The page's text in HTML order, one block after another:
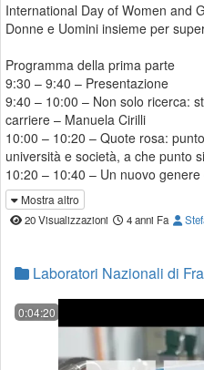
International Day of Women and
Donne e Uomini insieme per
Programma della prima parte
9:30 – 9:40 – Presentazione
9:40 – 10:00 – Non solo ricerca:
carriere – Manuela Cirilli
10:00 – 10:20 – Quote rosa:
università e società, a che punto
10:20 – 10:40 – Un nuovo
delle particelle – Silvia Martellotti
10:40 – 10:50 – Pensare al
mentoring dell’INFN – Maria
Rosaria Masullo
http://edu.lnf.infn.it/international-
2021/
Mostra altro
20 Visualizzazioni 4 anni Fa
Laboratori Nazionali di
0:04:20